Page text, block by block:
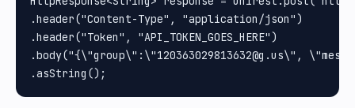
.header("Content-Type", "application/json")
.header("Token", "API_TOKEN_GOES_HERE")
.body("{\"group\":\"120363029813632@g.us\",